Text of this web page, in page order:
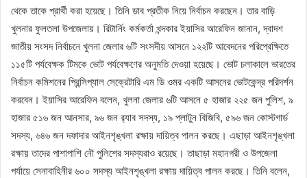
থেকে তাকে প্রার্থী করা হয়েছে। তিনি ডাব প্রতীক নিয়ে নির্বাচন করছেন। তার বাড়ি
খুলনার ফুলতলা উপজেলায়। রিটার্নিং কর্মকর্তা খন্দকার ইয়াসির আরেফিন জানান, দ্বাদশ
জাতীয় সংসদ নির্বাচনে খুলনা জেলার ৬টি সংসদীয় আসনে ১২২টি আবেদনের পরিপ্রেক্ষিতে
১১৫টি পর্যবেক্ষক টিমকে ভোট পর্যবেক্ষণের অনুমতি দেওয়া হয়েছে। ভোট চলাকালে ভারতের
নির্বাচন কমিশনের প্রিন্সিপ্যাল সেক্রেটারি এম ডি ওমর একটি আসনের ভোটকেন্দ্র পরিদর্শন
করবেন। ইয়াসির আরেফিন বলেন, খুলনা জেলার ৬টি আসনে ৫ হাজার ২২৫ জন পুলিশ, ৯
হাজার ৫১৬ জন আনসার, ৯৬ জন র‌্যাব সদস্য, ১৯ প্লাটুন বিজিবি, ৫৯৬ জন কোস্টগার্ড
সদস্য, ৬৪৬ জন দফাদার আইনশৃঙ্খলা রক্ষায় দায়িত্ব পালন করছে। এছাড়া আইনশৃঙ্খলা
রক্ষায় তাদের পাশাপাশি নৌ পুলিশের সদস্যরাও রয়েছে। তাছাড়া মহানগরী ও উপজেলা
পর্যায়ে সেনাবাহিনীর ৬০০ সদস্য আইনশৃঙ্খলা রক্ষায় দায়িত্ব পালন করছে। তিনি বলেন,